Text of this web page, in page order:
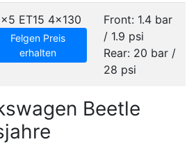
ET15 4x130
Felgen Preis
erhalten
Front: 1.4 bar
/ 1.9 psi
Rear: 20 bar /
28 psi
Beetle